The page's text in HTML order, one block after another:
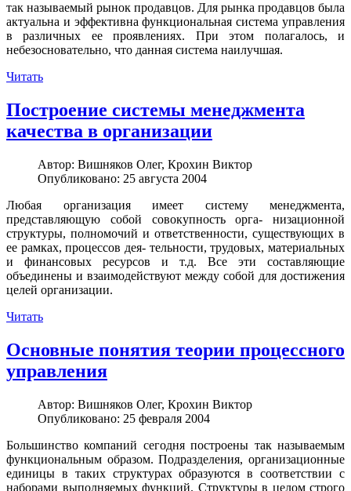
так называемый рынок продавцов. Для рынка продавцов была
актуальна и эффективна функциональная система управления
в различных ее проявлениях. При этом полагалось, и
небезосновательно, что данная система наилучшая.
Читать
Построение системы менеджмента
качества в организации
Автор: Вишняков Олег, Крохин Виктор
Опубликовано: 25 августа 2004
Любая организация имеет систему менеджмента,
представляющую собой совокупность орга- низационной
структуры, полномочий и ответственности, существующих в
ее рамках, процессов дея- тельности, трудовых, материальных
и финансовых ресурсов и т.д. Все эти составляющие
объединены и взаимодействуют между собой для достижения
целей организации.
Читать
Основные понятия теории процессного
управления
Автор: Вишняков Олег, Крохин Виктор
Опубликовано: 25 февраля 2004
Большинство компаний сегодня построены так называемым
функциональным образом. Подразделения, организационные
единицы в таких структурах образуются в соответствии с
наборами выполняемых функций. Структуры в целом строго